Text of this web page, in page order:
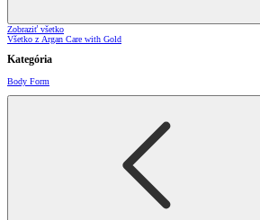
Zobraziť všetko
Všetko z Argan Care with Gold
Kategória
Body Form